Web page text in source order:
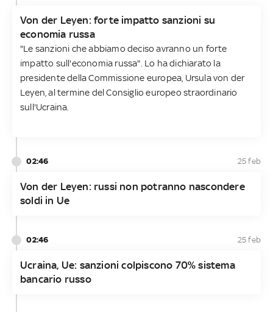
Von der Leyen: forte impatto sanzioni su
economia russa
"Le sanzioni che abbiamo deciso avranno un forte
impatto sull'economia russa". Lo ha dichiarato la
presidente della Commissione europea, Ursula von der
Leyen, al termine del Consiglio europeo straordinario
sull'Ucraina.
02:46 25 feb
Von der Leyen: russi non potranno nascondere
soldi in Ue
02:46 25 feb
Ucraina, Ue: sanzioni colpiscono 70% sistema
bancario russo